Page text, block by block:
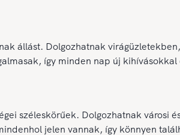
állást. Dolgozhatnak
így minden nap új
széleskörűek. Dolgozhatnak városi
jelen vannak, így könnyen